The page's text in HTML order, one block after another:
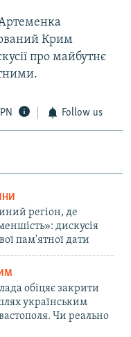
Крим
про майбутнє
Follow us
регіон, де
дискусія
пам'ятної дати
обіцяє закрити
українським
Чи реально